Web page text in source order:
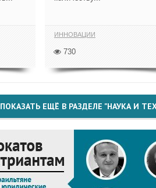
ИННОВАЦИИ
730
ПОКАЗАТЬ ЕЩЁ В РАЗДЕЛЕ "НАУКА И